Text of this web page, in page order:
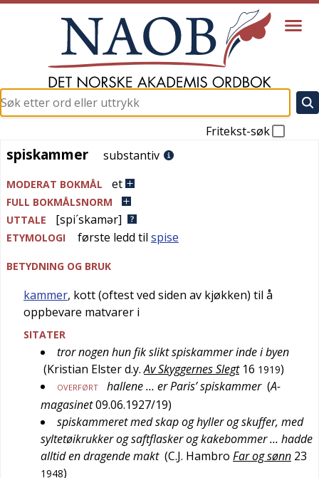
Fritekst-søk
spiskammer
spiskammer substantiv
MODERAT BOKMÅL et
FULL BOKMÅLSNORM
UTTALE
[spi´skamər]
ETYMOLOGI første ledd til spise
BETYDNING OG BRUK
kammer, kott (oftest ved siden av kjøkken) til å
oppbevare matvarer i
SITATER
tror nogen hun fik slikt spiskammer inde i byen
(Kristian Elster d.y. Av Skyggernes Slegt 16 1919)
OVERFØRT hallene … er Paris’ spiskammer (A-
magasinet09.06.1927/19)
spiskammeret med skap og hyller og skuffer, med
syltetøikrukker og saftflasker og kakebommer … hadde
alltid en dragende makt (C.J. Hambro Far og sønn 23
1948)